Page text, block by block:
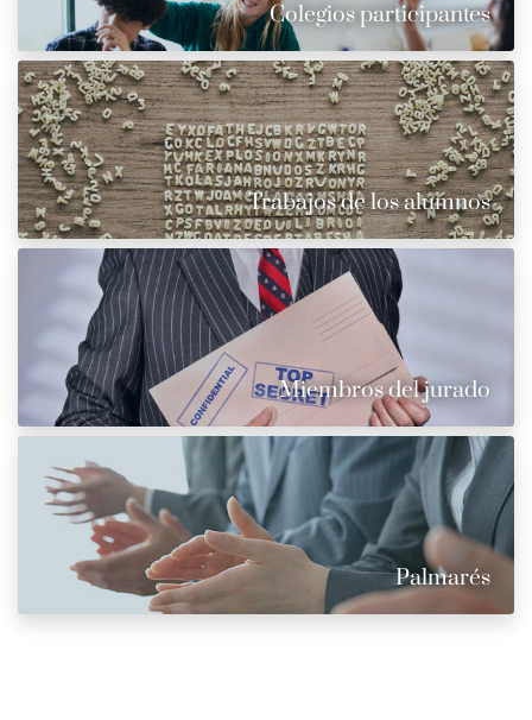
Colegios participantes
Trabajos de los alumnos
Miembros del jurado
Palmarés